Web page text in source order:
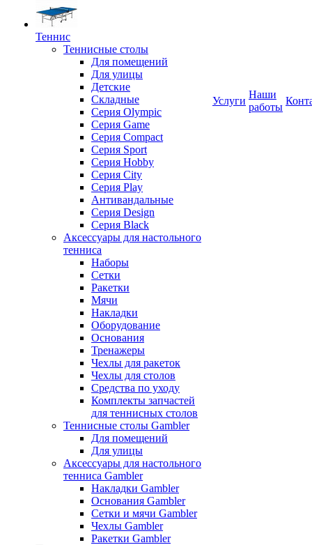
Теннис
Теннисные столы
Для помещений
Для улицы
Детские
Складные
Серия Olympic
Серия Game
Серия Compact
Серия Sport
Серия Hobby
Серия City
Серия Play
Антивандальные
Серия Design
Серия Black
Аксессуары для настольного
тенниса
Наборы
Сетки
Ракетки
Мячи
Накладки
Оборудование
Основания
Тренажеры
Чехлы для ракеток
Чехлы для столов
Средства по уходу
Комплекты запчастей
для теннисных столов
Теннисные столы Gambler
Для помещений
Для улицы
Аксессуары для настольного
тенниса Gambler
Накладки Gambler
Основания Gambler
Сетки и мячи Gambler
Чехлы Gambler
Ракетки Gambler
Услуги
Наши
работы